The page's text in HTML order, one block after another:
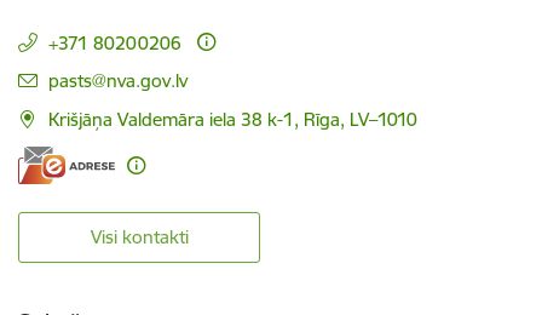
+371 80200206
E-pasts:
pasts@nva.gov.lv
Krišjāņa Valdemāra iela 38 k-1, Rīga, LV–1010
Visi kontakti